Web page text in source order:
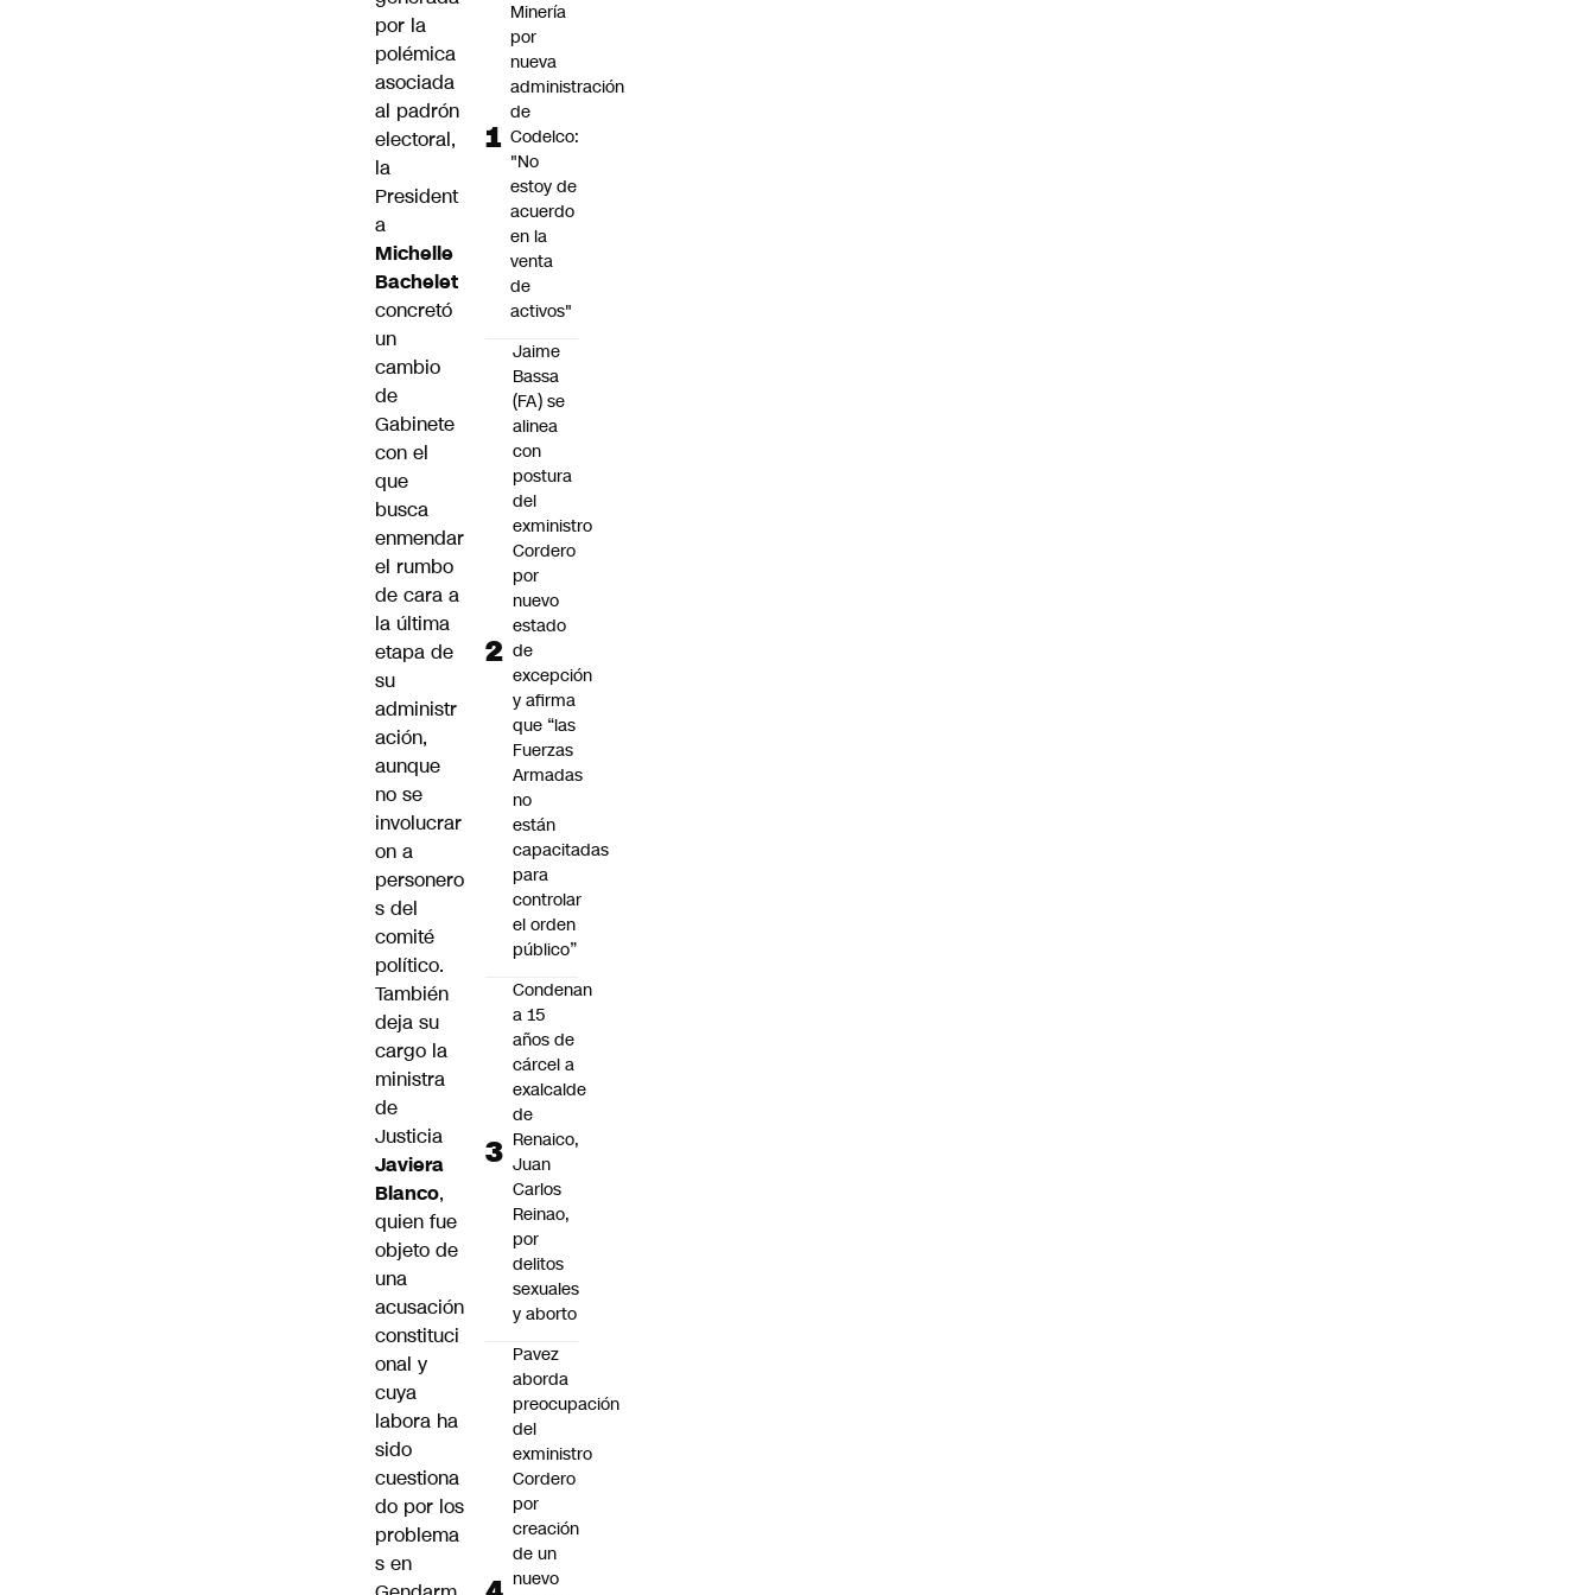
por la
polémica
asociada
al padrón
electoral,
la
President
a
Michelle
Bachelet
concretó
un
cambio
de
Gabinete
con el
que
busca
enmendar
el rumbo
de cara a
la última
etapa de
su
administr
ación,
aunque
no se
involucrar
on a
personero
s del
comité
político.
También
deja su
cargo la
ministra
de
Justicia
Javiera
Blanco,
quien fue
objeto de
una
acusación
constituci
onal y
cuya
labora ha
sido
cuestiona
do por los
problema
s en
Minería
por
nueva
administración
de
Codelco:
"No
estoy de
acuerdo
en la
venta
de
activos"
Jaime
Bassa
(FA) se
alinea
con
postura
del
exministro
Cordero
por
nuevo
estado
de
excepción
y afirma
que “las
Fuerzas
Armadas
no
están
capacitadas
para
controlar
el orden
público”
Condenan
a 15
años de
cárcel a
exalcalde
de
Renaico,
Juan
Carlos
Reinao,
por
delitos
sexuales
y aborto
Pavez
aborda
preocupación
del
exministro
Cordero
por
creación
de un
nuevo